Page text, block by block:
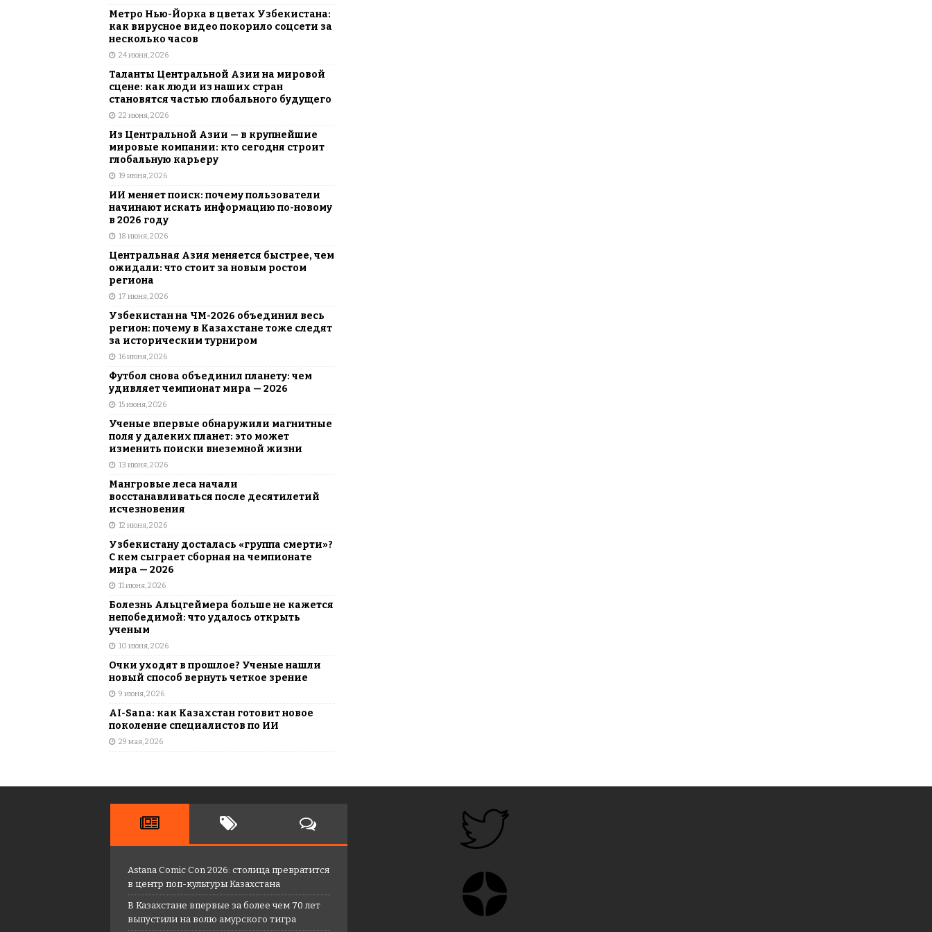
Метро Нью-Йорка в цветах Узбекистана:
как вирусное видео покорило соцсети за
несколько часов
24 июня, 2026
Таланты Центральной Азии на мировой
сцене: как люди из наших стран
становятся частью глобального будущего
22 июня, 2026
Из Центральной Азии — в крупнейшие
мировые компании: кто сегодня строит
глобальную карьеру
19 июня, 2026
ИИ меняет поиск: почему пользователи
начинают искать информацию по-новому
в 2026 году
18 июня, 2026
Центральная Азия меняется быстрее, чем
ожидали: что стоит за новым ростом
региона
17 июня, 2026
Узбекистан на ЧМ-2026 объединил весь
регион: почему в Казахстане тоже следят
за историческим турниром
16 июня, 2026
Футбол снова объединил планету: чем
удивляет чемпионат мира — 2026
15 июня, 2026
Ученые впервые обнаружили магнитные
поля у далеких планет: это может
изменить поиски внеземной жизни
13 июня, 2026
Мангровые леса начали
восстанавливаться после десятилетий
исчезновения
12 июня, 2026
Узбекистану досталась «группа смерти»?
С кем сыграет сборная на чемпионате
мира — 2026
11 июня, 2026
Болезнь Альцгеймера больше не кажется
непобедимой: что удалось открыть
ученым
10 июня, 2026
Очки уходят в прошлое? Ученые нашли
новый способ вернуть четкое зрение
9 июня, 2026
AI-Sana: как Казахстан готовит новое
поколение специалистов по ИИ
29 мая, 2026
Astana Comic Con 2026: столица превратится
в центр поп-культуры Казахстана
В Казахстане впервые за более чем 70 лет
выпустили на волю амурского тигра